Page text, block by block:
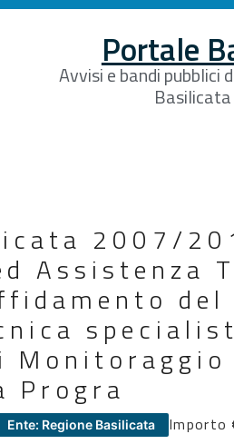
Portale
Avvisi e bandi pubblici
Basilicata
2007/
Assistenza
Progra
Ente: Regione Basilicata Importo